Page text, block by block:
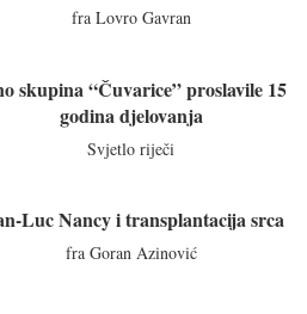
fra Lovro Gavran
skupina “Čuvarice” proslavile 15
godina djelovanja
Svjetlo riječi
Luc Nancy i transplantacija srca
fra Goran Azinović